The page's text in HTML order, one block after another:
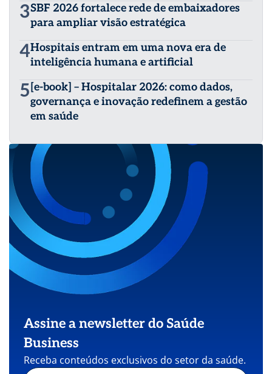
3SBF 2026 fortalece rede de embaixadores
para ampliar visão estratégica
4Hospitais entram em uma nova era de
inteligência humana e artificial
5 [e-book] – Hospitalar 2026: como dados,
governança e inovação redefinem a gestão
em saúde
Assine a newsletter do Saúde
Business
Receba conteúdos exclusivos do setor da saúde.